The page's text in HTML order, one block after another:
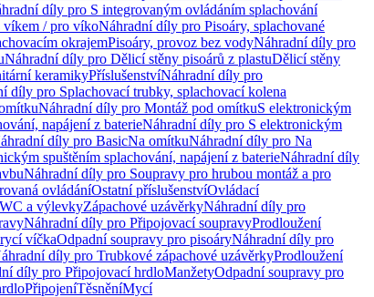
díly pro S integrovaným ovládáním splachování
víkem / pro víkoNáhradní díly pro Pisoáry, splachované
okrajemPisoáry, provoz bez vodyNáhradní díly pro
Náhradní díly pro Dělicí stěny pisoárů z plastuDělicí stěny
keramikyPříslušenstvíNáhradní díly pro
díly pro Splachovací trubky, splachovací kolena
Náhradní díly pro Montáž pod omítkuS elektronickým
napájení z baterieNáhradní díly pro S elektronickým
díly pro BasicNa omítkuNáhradní díly pro Na
spuštěním splachování, napájení z baterieNáhradní díly
Náhradní díly pro Soupravy pro hrubou montáž a pro
ovládáníOstatní příslušenstvíOvládací
a výlevkyZápachové uzávěrkyNáhradní díly pro
Náhradní díly pro Připojovací soupravyProdloužení
víčkaOdpadní soupravy pro pisoáryNáhradní díly pro
díly pro Trubkové zápachové uzávěrkyProdloužení
díly pro Připojovací hrdloManžetyOdpadní soupravy pro
PřipojeníTěsněníMycí